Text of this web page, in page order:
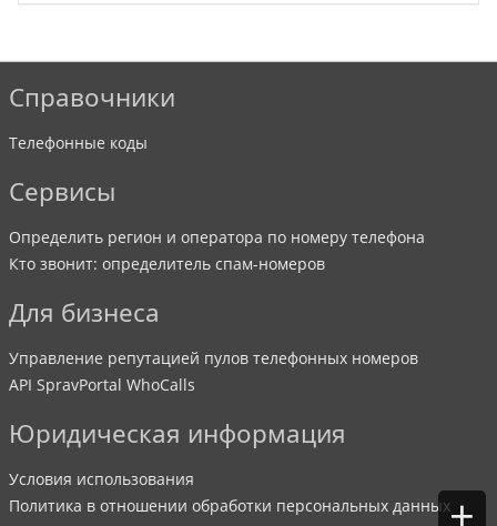
Справочники
Телефонные коды
Сервисы
Определить регион и оператора по номеру телефона
Кто звонит: определитель спам-номеров
Для бизнеса
Управление репутацией пулов телефонных номеров
API SpravPortal WhoCalls
Юридическая информация
Условия использования
Политика в отношении обработки персональных данных